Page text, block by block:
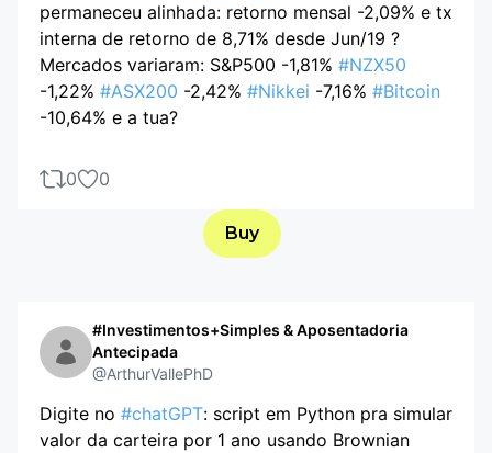
permaneceu alinhada: retorno mensal -2,09% e tx
interna de retorno de 8,71% desde Jun/19 ?
Mercados variaram: S&P500 -1,81% #NZX50
-1,22% #ASX200 -2,42% #Nikkei -7,16% #Bitcoin
-10,64% e a tua?
0 0
Buy
#Investimentos+Simples & Aposentadoria
Antecipada
@ArthurVallePhD
Digite no #chatGPT: script em Python pra simular
valor da carteira por 1 ano usando Brownian